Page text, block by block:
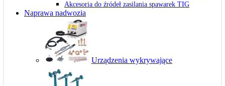
Akcesoria do źródeł zasilania spawarek TIG
Naprawa nadwozia
Urządzenia wykrywające